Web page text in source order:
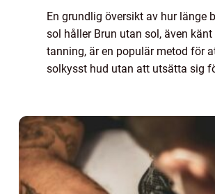
En grundlig översikt av hur länge
sol håller Brun utan sol, även
tanning, är en populär metod för
solkysst hud utan att utsätta sig